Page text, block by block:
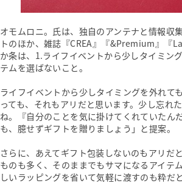
オモムロニ。氏は、独自のアンテナと情報収
トのほか、雑誌『CREA』『&Premium』『
か条は、1.ライフイベントから少しタイミン
テムを選ばないこと。
ライフイベントから少しタイミングを外れて
っても、それもアリだと思います。少し忘れ
ね。『自分のことを気に掛けてくれていた
も、臆せずギフトを贈りましょう」と提案。
さらに、あえてギフト包装しないのもアリだ
ものも多く、そのままでもサマになるアイテ
しいラッピングを省いて気軽に渡すのも粋だ